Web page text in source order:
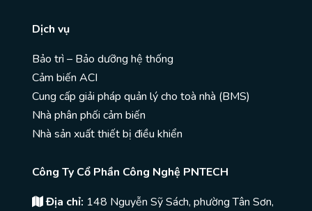
Dịch vụ
Bảo trì – Bảo dưỡng hệ thống
Cảm biến ACI
Cung cấp giải pháp quản lý cho toà nhà (BMS)
Nhà phân phối cảm biến
Nhà sản xuất thiết bị điều khiển
Công Ty Cổ Phần Công Nghệ PNTECH
Địa chỉ: 148 Nguyễn Sỹ Sách, phường Tân Sơn,